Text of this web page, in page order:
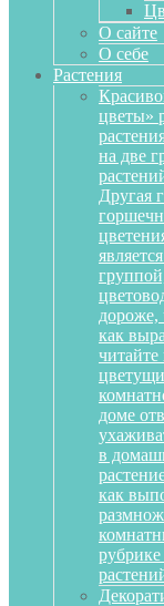
О сайте
О себе
Растения
цветы»
на две
Другая
как
читайте
доме
в
как